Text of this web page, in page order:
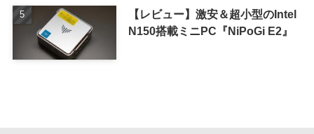
【レビュー】激安＆超小型のIntel
N150搭載ミニPC『NiPoGi E2』